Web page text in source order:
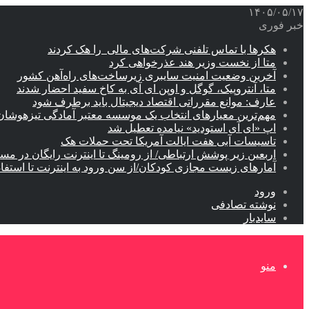
۱۴۰۵/۰۵/۱۷
خبر فوری
هکرها با تماس تلفنی شرکت‌های مالی را هک کردند
متا از نخست وزیر هند عذرخواهی کرد
آخرین وضعیت امنیت سایبری زیرساخت‌های راه‌آهن کشور
متا، آنتروپیک، گوگل و اوپن ای آی به کاخ سفید احضار شدند
عارف: موانع مقرراتی اقتصاد دیجیتال باید برطرف شود
مهم‌ترین معیارهای انتخاب یک موسسه معتبر آمادگی
اپ «ای آی استودید» نیامده تعطیل شد
تاسیسات آبی هفت ایالت آمریکا تحت حملات هک
اربعین زیر پوشش ارتباطی/ از رومینگ تا اینترنت رایگان در
آمارهای زیست مجازی کودکان/از سن ورود به اینترنت تا
ورود
نوشته تصادفی
سایدبار
منو